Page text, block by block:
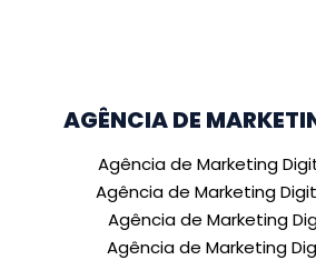
AGÊNCIA DE
Agência de Marketing
Agência de Marketing
Agência de Marketing
Agência de Marketing